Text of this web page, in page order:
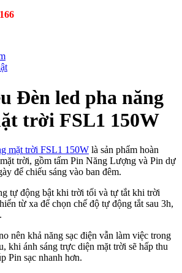
Đèn led pha năng
trời FSL1 150W
mặt trời FSL1 150W là sản phẩm hoàn
trời, gồm tấm Pin Năng Lượng và Pin dự
để chiếu sáng vào ban đêm.
tự động bật khi trời tối và tự tắt khi trời
từ xa để chọn chế độ tự động tắt sau 3h,
nên khả năng sạc điện vẫn làm việc trong
khi ánh sáng trực diện mặt trời sẽ hấp thu
Pin sạc nhanh hơn.